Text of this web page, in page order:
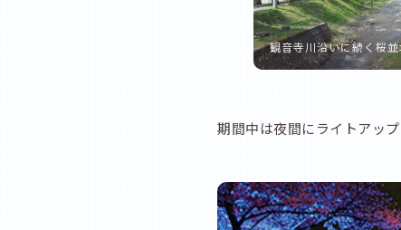
観音寺川沿いに続く桜
期間中は夜間にライトアッ